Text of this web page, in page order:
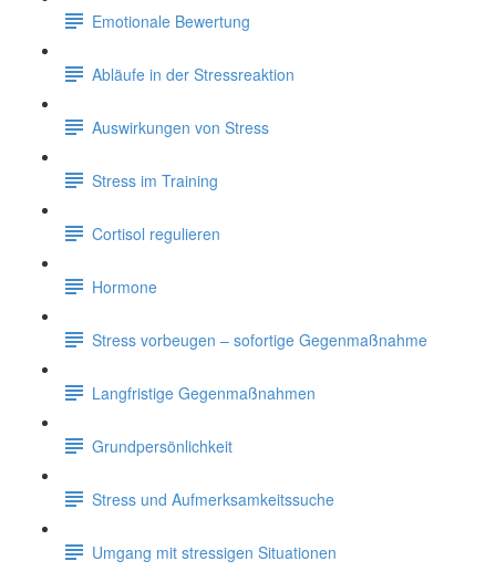
Emotionale Bewertung
Abläufe in der Stressreaktion
Auswirkungen von Stress
Stress im Training
Cortisol regulieren
Hormone
Stress vorbeugen – sofortige Gegenmaßnahme
Langfristige Gegenmaßnahmen
Grundpersönlichkeit
Stress und Aufmerksamkeitssuche
Umgang mit stressigen Situationen